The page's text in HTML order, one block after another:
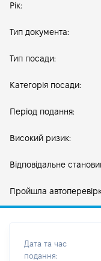
Рік:
Тип документа:
Тип посади:
Категорія посади:
Період подання:
Високий ризик:
Відповідальне
Пройшла
Дата та час
подання: